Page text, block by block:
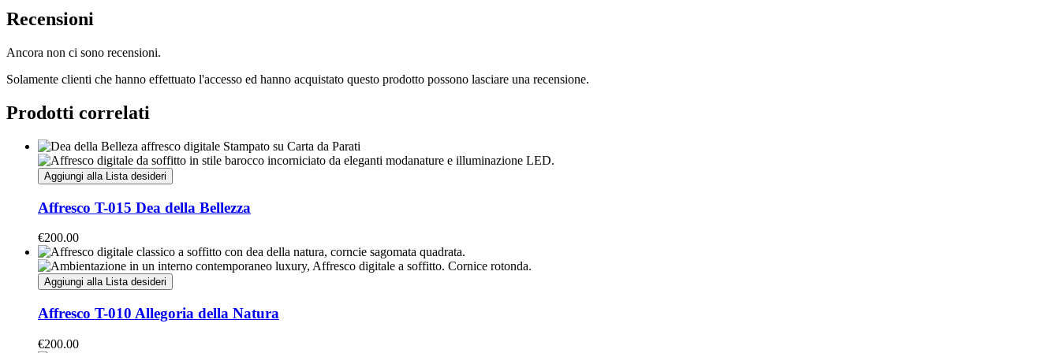
Recensioni
Ancora non ci sono recensioni.
Solamente clienti che hanno effettuato l'accesso ed hanno acquistato questo prodotto possono lasciare una recensione.
Prodotti correlati
Aggiungi alla Lista desideri
Affresco T-015 Dea della Bellezza
€200.00
Aggiungi alla Lista desideri
Affresco T-010 Allegoria della Natura
€200.00